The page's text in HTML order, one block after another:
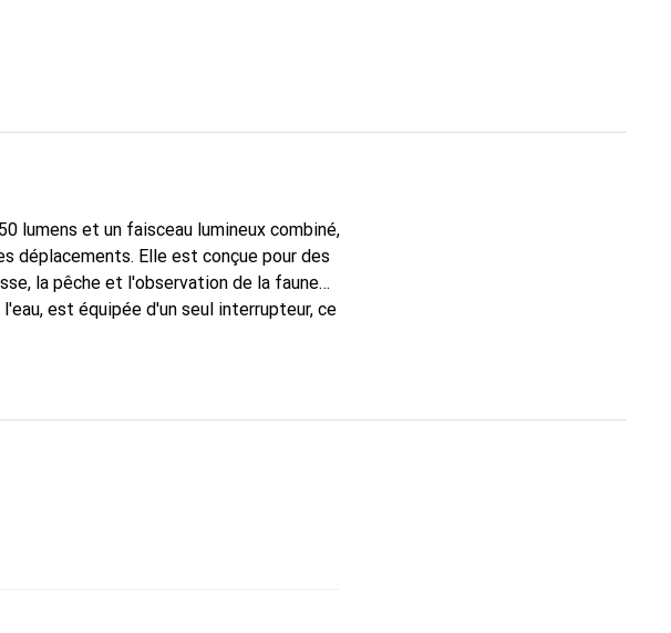
lumens et un faisceau lumineux combiné,
déplacements. Elle est conçue pour des
la pêche et l'observation de la faune
est équipée d'un seul interrupteur, ce
suivre des traces d'animaux et